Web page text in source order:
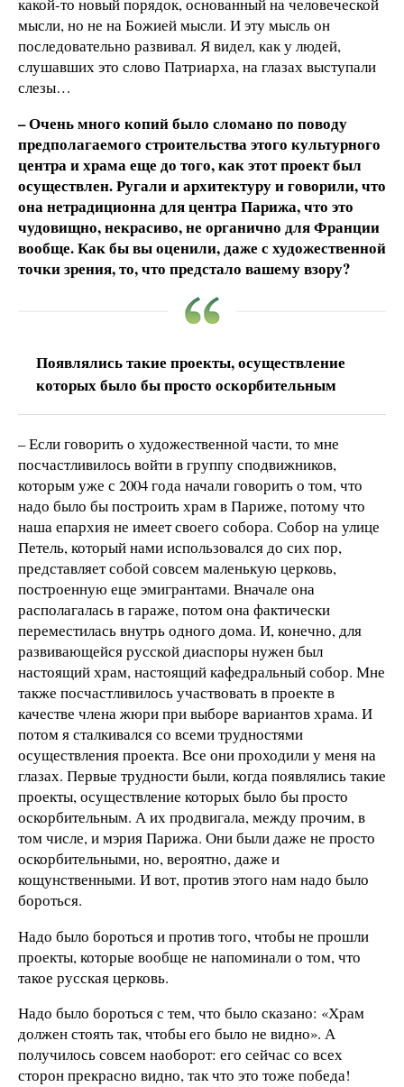
мысли, но не на Божией мысли. И эту мысль он
последовательно развивал. Я видел, как у людей,
слушавших это слово Патриарха, на глазах выступали
слезы…
– Очень много копий было сломано по поводу
предполагаемого строительства этого культурного
центра и храма еще до того, как этот проект был
осуществлен. Ругали и архитектуру и говорили, что
она нетрадиционна для центра Парижа, что это
чудовищно, некрасиво, не органично для Франции
вообще. Как бы вы оценили, даже с художественной
точки зрения, то, что предстало вашему взору?
Появлялись такие проекты, осуществление
которых было бы просто оскорбительным
– Если говорить о художественной части, то мне
посчастливилось войти в группу сподвижников,
которым уже с 2004 года начали говорить о том, что
надо было бы построить храм в Париже, потому что
наша епархия не имеет своего собора. Собор на улице
Петель, который нами использовался до сих пор,
представляет собой совсем маленькую церковь,
построенную еще эмигрантами. Вначале она
располагалась в гараже, потом она фактически
переместилась внутрь одного дома. И, конечно, для
развивающейся русской диаспоры нужен был
настоящий храм, настоящий кафедральный собор. Мне
также посчастливилось участвовать в проекте в
качестве члена жюри при выборе вариантов храма. И
потом я сталкивался со всеми трудностями
осуществления проекта. Все они проходили у меня на
глазах. Первые трудности были, когда появлялись такие
проекты, осуществление которых было бы просто
оскорбительным. А их продвигала, между прочим, в
том числе, и мэрия Парижа. Они были даже не просто
оскорбительными, но, вероятно, даже и
кощунственными. И вот, против этого нам надо было
бороться.
Надо было бороться и против того, чтобы не прошли
проекты, которые вообще не напоминали о том, что
такое русская церковь.
Надо было бороться с тем, что было сказано: «Храм
должен стоять так, чтобы его было не видно». А
получилось совсем наоборот: его сейчас со всех
сторон прекрасно видно, так что это тоже победа!